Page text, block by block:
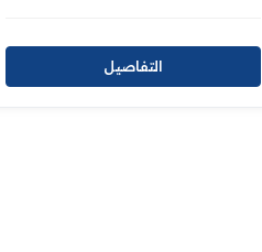
التفاصيل